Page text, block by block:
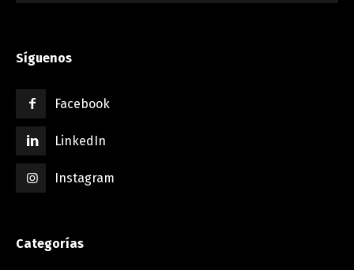
Síguenos
Facebook
LinkedIn
Instagram
Categorías